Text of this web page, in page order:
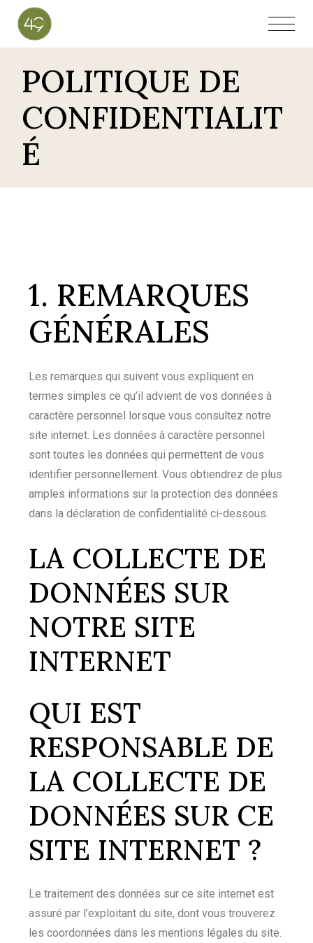
POLITIQUE DE
CONFIDENTIALIT
É
1. REMARQUES
GÉNÉRALES
Les remarques qui suivent vous expliquent en
termes simples ce qu’il advient de vos données à
caractère personnel lorsque vous consultez notre
site internet. Les données à caractère personnel
sont toutes les données qui permettent de vous
identifier personnellement. Vous obtiendrez de plus
amples informations sur la protection des données
dans la déclaration de confidentialité ci-dessous.
LA COLLECTE DE
DONNÉES SUR
NOTRE SITE
INTERNET
QUI EST
RESPONSABLE DE
LA COLLECTE DE
DONNÉES SUR CE
SITE INTERNET ?
Le traitement des données sur ce site internet est
assuré par l’exploitant du site, dont vous trouverez
les coordonnées dans les mentions légales du site.